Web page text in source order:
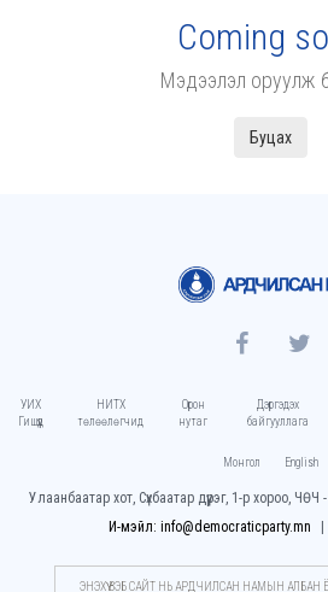
Coming
Мэдээлэл оруулж
Буцах
УИХ
Гишүүд
НИТХ
төлөөлөгчид
Орон
нутаг
Дэргэдэх
байгууллага
Монгол English
Улаанбаатар хот, Сүхбаатар дүүрэг, 1-р хороо,
И-мэйл: info@democraticparty.mn
ЭНЭХҮҮ ВЭБ САЙТ НЬ АРДЧИЛСАН НАМЫН